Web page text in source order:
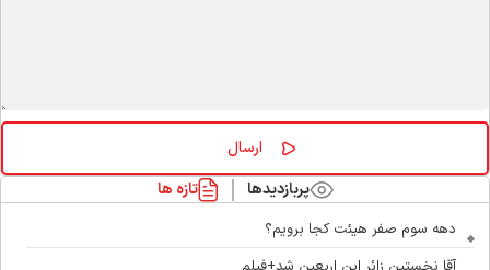
پربازدیدها تازه ها
دهه سوم صفر هیئت کجا برویم؟